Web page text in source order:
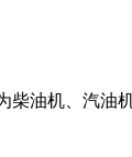
柴油机、汽油